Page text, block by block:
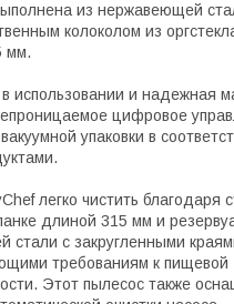
из нержавеющей
колоколом из
мм.
использовании и надежная
цифровое
упаковки в
легко чистить благодаря
длиной 315 мм и
стали с закругленными
требованиям к пищевой
Этот пылесос также